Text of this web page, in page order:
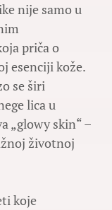
nije samo u
priča o
esenciji kože.
se širi
lica u
„glowy skin“ –
životnoj
koje